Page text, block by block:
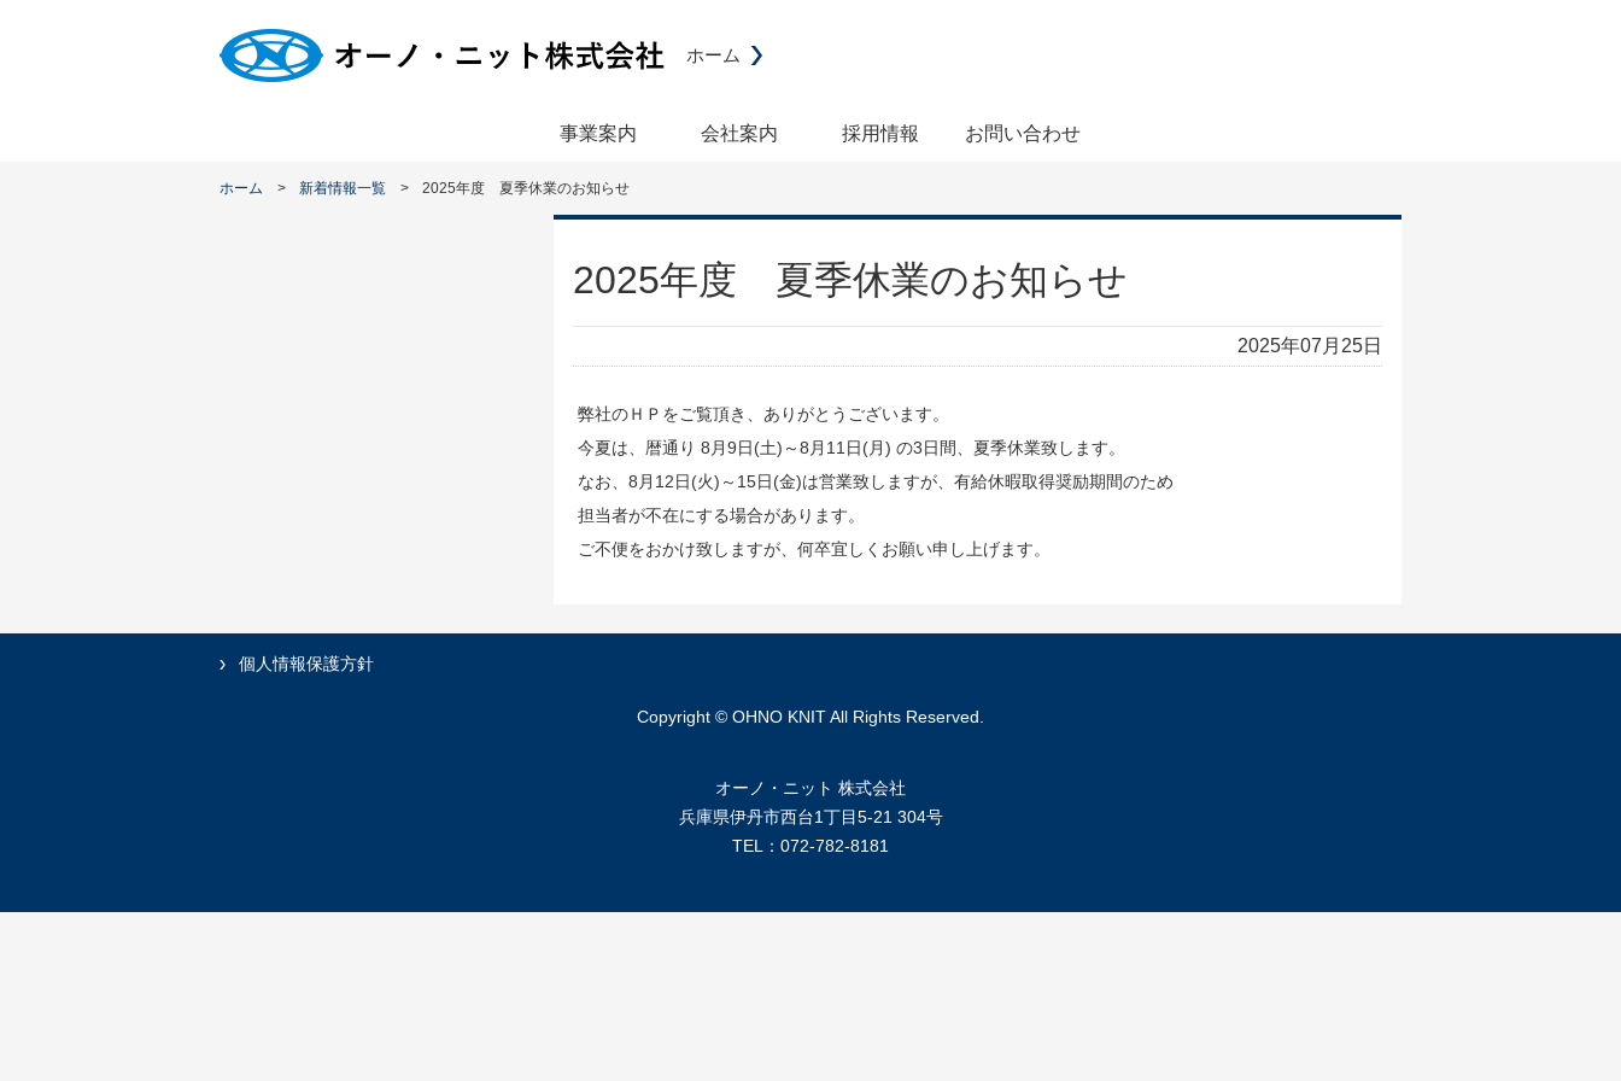
事業案内 会社案内 採用情報 お問い合わせ
ホーム
ホーム 新着情報一覧 2025年度 夏季休業のお知らせ
2025年度 夏季休業のお知らせ
2025年07月25日
弊社のＨＰをご覧頂き、ありがとうございます。
今夏は、暦通り 8月9日(土)～8月11日(月) の3日間、夏季休業致します。
なお、8月12日(火)～15日(金)は営業致しますが、有給休暇取得奨励期間のため
担当者が不在にする場合があります。
ご不便をおかけ致しますが、何卒宜しくお願い申し上げます。
個人情報保護方針
Copyright © OHNO KNIT All Rights Reserved.
オーノ・ニット 株式会社
兵庫県伊丹市西台1丁目5-21 304号
TEL：072-782-8181